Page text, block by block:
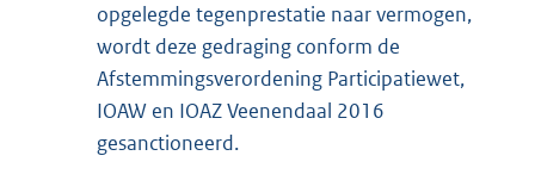
opgelegde tegenprestatie naar vermogen,
wordt deze gedraging conform de
Afstemmingsverordening Participatiewet,
IOAW en IOAZ Veenendaal 2016
gesanctioneerd.